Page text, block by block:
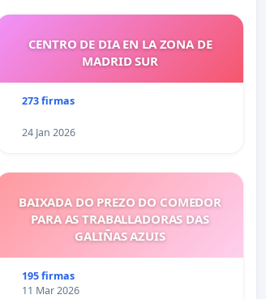
CENTRO DE DIA EN LA ZONA DE
MADRID SUR
273 firmas
24 Jan 2026
BAIXADA DO PREZO DO COMEDOR
PARA AS TRABALLADORAS DAS
GALIÑAS AZUIS
195 firmas
11 Mar 2026